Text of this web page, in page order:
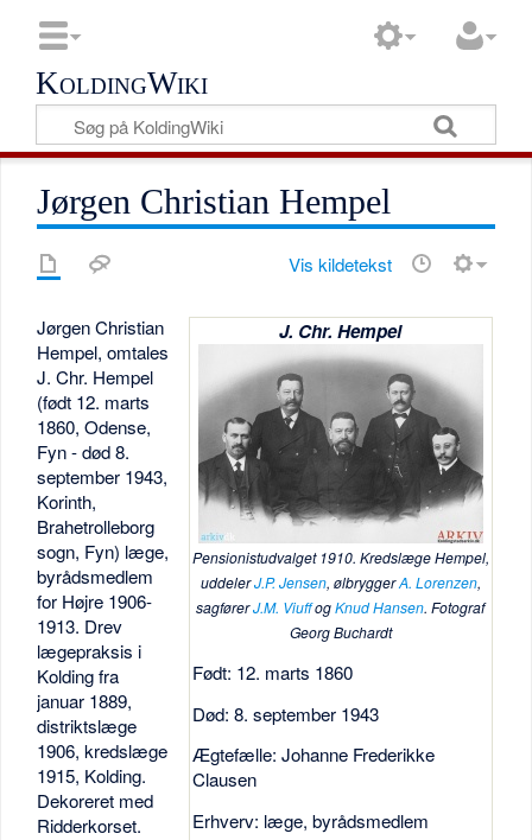
KoldingWiki
Jørgen Christian Hempel
Vis kildetekst
J. Chr. Hempel
Pensionistudvalget 1910. Kredslæge Hempel,
uddelerJ.P. Jensen, ølbryggerA. Lorenzen,
sagførerJ.M. ViuffogKnud Hansen. Fotograf
Georg Buchardt
Født: 12. marts 1860
Død: 8. september 1943
Ægtefælle: Johanne Frederikke
Clausen
Erhverv: læge, byrådsmedlem
Jørgen Christian
Hempel, omtales
J. Chr. Hempel
(født 12. marts
1860, Odense,
Fyn - død 8.
september 1943,
Korinth,
Brahetrolleborg
sogn, Fyn) læge,
byrådsmedlem
for Højre 1906-
1913. Drev
lægepraksis i
Kolding fra
januar 1889,
distriktslæge
1906, kredslæge
1915, Kolding.
Dekoreret med
Ridderkorset.